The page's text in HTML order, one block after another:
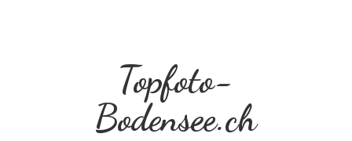
Topfoto-
Bodensee.ch